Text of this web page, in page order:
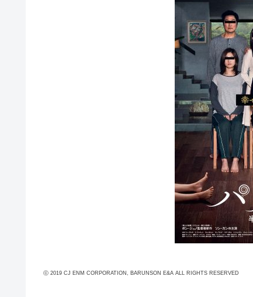
ⓒ 2019 CJ ENM CORPORATION, BARUNSON E&A ALL RIGHTS RESERVED